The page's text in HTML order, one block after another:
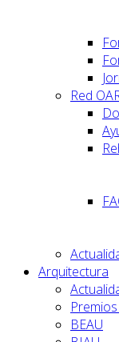
Red
Arquitectura
BEAU